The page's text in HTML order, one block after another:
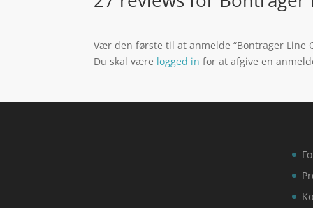
Vær den første til at anmelde “Bontrager Line
Du skal være logged in for at afgive en